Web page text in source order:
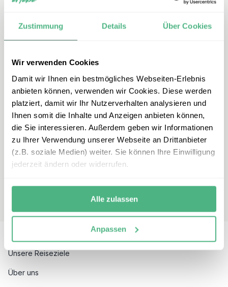
Zustimmung Details Über Cookies
Wir verwenden Cookies
Damit wir Ihnen ein bestmögliches Webseiten-Erlebnis
anbieten können, verwenden wir Cookies. Diese werden
platziert, damit wir Ihr Nutzerverhalten analysieren und
Ihnen somit die Inhalte und Anzeigen anbieten können,
die Sie interessieren. Außerdem geben wir Informationen
zu Ihrer Verwendung unserer Webseite an Drittanbieter
(z.B. soziale Medien) weiter. Sie können Ihre Einwilligung
jederzeit ändern oder widerrufen.
Alle zulassen
Anpassen
Telefon
E-mail
portugal@erlebe.de
Unsere Reiseziele
Über uns